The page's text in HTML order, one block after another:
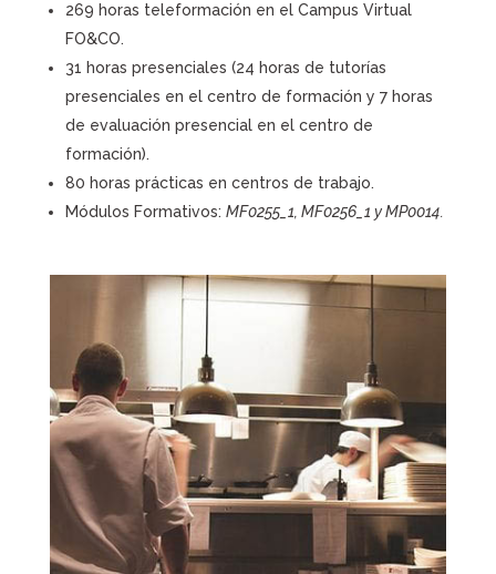
269 horas teleformación en el Campus Virtual
FO&CO.
31 horas presenciales (24 horas de tutorías
presenciales en el centro de formación y 7 horas
de evaluación presencial en el centro de
formación).
80 horas prácticas en centros de trabajo.
Módulos Formativos: MF0255_1, MF0256_1 y MP0014.